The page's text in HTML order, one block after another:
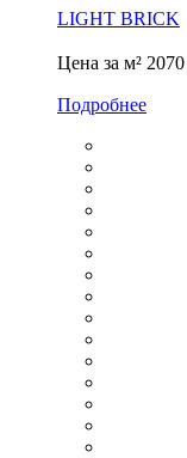
LIGHT BRICK
Цена за м²
Подробнее